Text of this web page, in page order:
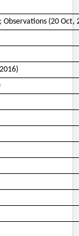
(20 Oct,